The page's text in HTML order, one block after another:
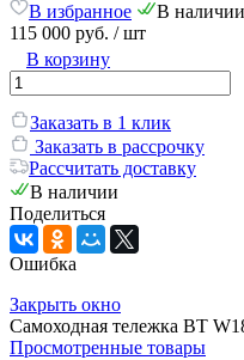
В избранное
В наличии
115 000 руб. / шт
В корзину
Заказать в 1 клик
Заказать в рассрочку
Рассчитать доставку
В наличии
Поделиться
Ошибка
Закрыть окно
Самоходная тележка BT
Просмотренные товары